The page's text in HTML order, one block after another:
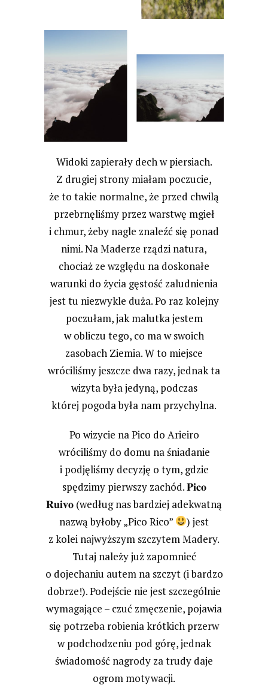
Widoki zapierały dech w piersiach.
Z drugiej strony miałam poczucie,
że to takie normalne, że przed chwilą
przebrnęliśmy przez warstwę mgieł
i chmur, żeby nagle znaleźć się ponad
nimi. Na Maderze rządzi natura,
chociaż ze względu na doskonałe
warunki do życia gęstość zaludnienia
jest tu niezwykle duża. Po raz kolejny
poczułam, jak malutka jestem
w obliczu tego, co ma w swoich
zasobach Ziemia. W to miejsce
wróciliśmy jeszcze dwa razy, jednak ta
wizyta była jedyną, podczas
której pogoda była nam przychylna.
Po wizycie na Pico do Arieiro
wróciliśmy do domu na śniadanie
i podjęliśmy decyzję o tym, gdzie
spędzimy pierwszy zachód.𝐏𝐢𝐜𝐨
𝐑𝐮𝐢𝐯𝐨 (według nas bardziej adekwatną
nazwą byłoby „Pico Rico”
) jest
z kolei najwyższym szczytem Madery.
Tutaj należy już zapomnieć
o dojechaniu autem na szczyt (i bardzo
dobrze!). Podejście nie jest szczególnie
wymagające – czuć zmęczenie, pojawia
się potrzeba robienia krótkich przerw
w podchodzeniu pod górę, jednak
świadomość nagrody za trudy daje
ogrom motywacji.